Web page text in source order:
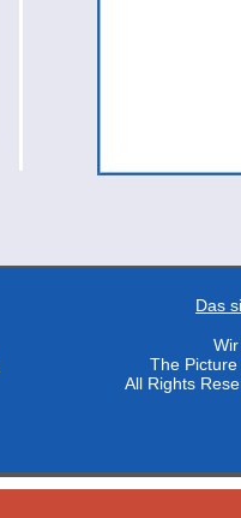
Das
The
All Rights